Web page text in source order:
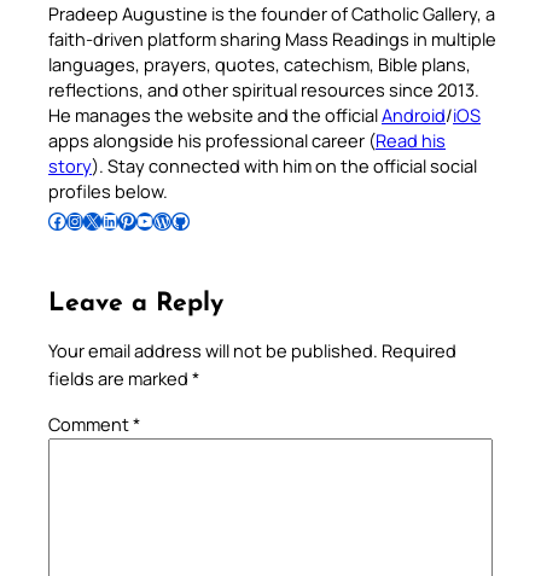
Pradeep Augustine is the founder of Catholic Gallery, a
faith-driven platform sharing Mass Readings in multiple
languages, prayers, quotes, catechism, Bible plans,
reflections, and other spiritual resources since 2013.
He manages the website and the officialAndroid/iOS
apps alongside his professional career (Read his
story). Stay connected with him on the official social
profiles below.
Follow Pradeep on Facebook Follow Pradeep on InstagramFollow Pradeep on X Follow Pradeep on LinkedIn Follow Pradeep on Pinterest Subscribe to Pradeep’s Youtube Channel Follow Pradeep on WordPress Follow Pradeep on GitHub
Leave a Reply
Your email address will not be published. Required
fields are marked *
Comment*